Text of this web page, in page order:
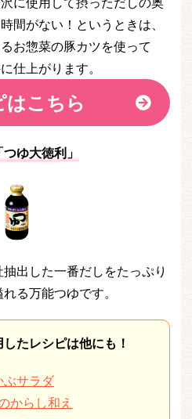
間がない！というときは、
お惣菜の豚カツを使って
仕上がります。
はこちら
つゆ大徳利 」
出した一番だしをたっぷり
る万能つゆです。
たレシピは他にも！
ぶサラダ
からし和え